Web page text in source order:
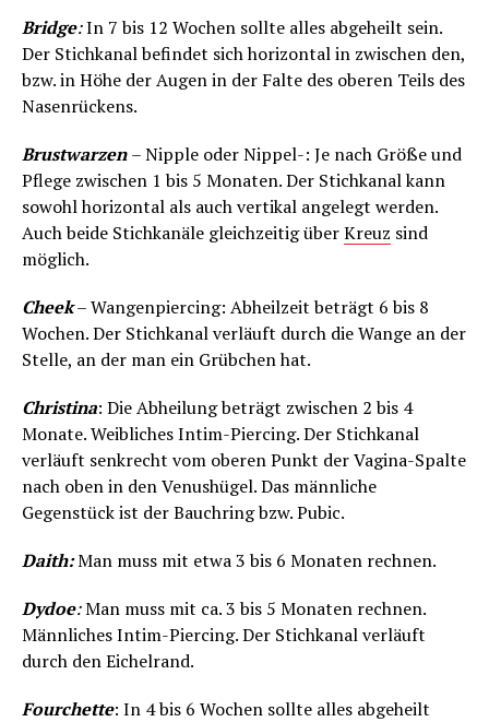
Bridge:In 7 bis 12 Wochen sollte alles abgeheilt sein.
Der Stichkanal befindet sich horizontal in zwischen den,
bzw. in Höhe der Augen in der Falte des oberen Teils des
Nasenrückens.
Brustwarzen – Nipple oder Nippel-: Je nach Größe und
Pflege zwischen 1 bis 5 Monaten. Der Stichkanal kann
sowohl horizontal als auch vertikal angelegt werden.
Auch beide Stichkanäle gleichzeitig überKreuz sind
möglich.
Cheek– Wangenpiercing: Abheilzeit beträgt 6 bis 8
Wochen. Der Stichkanal verläuft durch die Wange an der
Stelle, an der man ein Grübchen hat.
Christina: Die Abheilung beträgt zwischen 2 bis 4
Monate. Weibliches Intim-Piercing. Der Stichkanal
verläuft senkrecht vom oberen Punkt der Vagina-Spalte
nach oben in den Venushügel. Das männliche
Gegenstück ist der Bauchring bzw. Pubic.
Daith:Man muss mit etwa 3 bis 6 Monaten rechnen.
Dydoe:Man muss mit ca. 3 bis 5 Monaten rechnen.
Männliches Intim-Piercing. Der Stichkanal verläuft
durch den Eichelrand.
Fourchette: In 4 bis 6 Wochen sollte alles abgeheilt